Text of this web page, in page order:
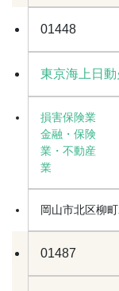
01448
東京海上日
損害保険業
金融・保険
業・不動産
業
岡山市北区柳
01487